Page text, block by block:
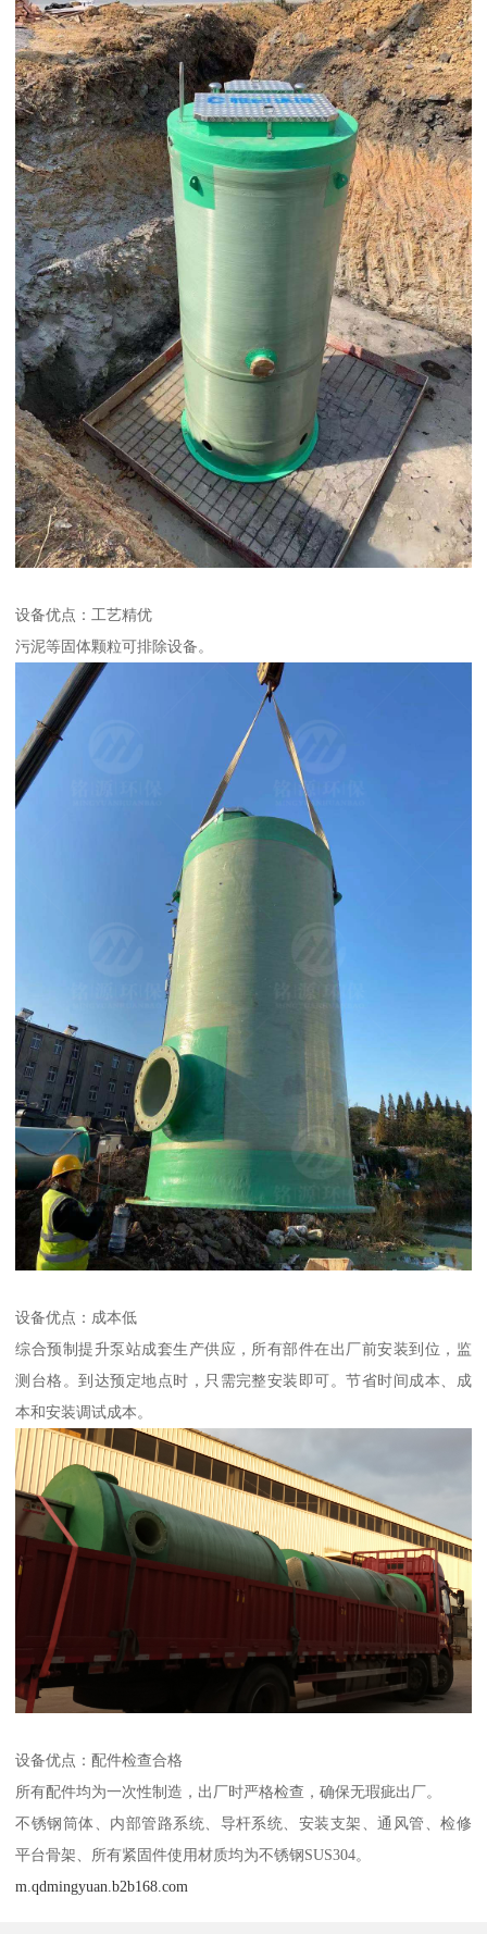
设备优点：工艺精优
污泥等固体颗粒可排除设备。
设备优点：成本低
综合预制提升泵站成套生产供应，所有部件在出厂前安装到位，监
测台格。到达预定地点时，只需完整安装即可。节省时间成本、成
本和安装调试成本。
设备优点：配件检查合格
所有配件均为一次性制造，出厂时严格检查，确保无瑕疵出厂。
不锈钢筒体、内部管路系统、导杆系统、安装支架、通风管、检修
平台骨架、所有紧固件使用材质均为不锈钢SUS304。
m.qdmingyuan.b2b168.com